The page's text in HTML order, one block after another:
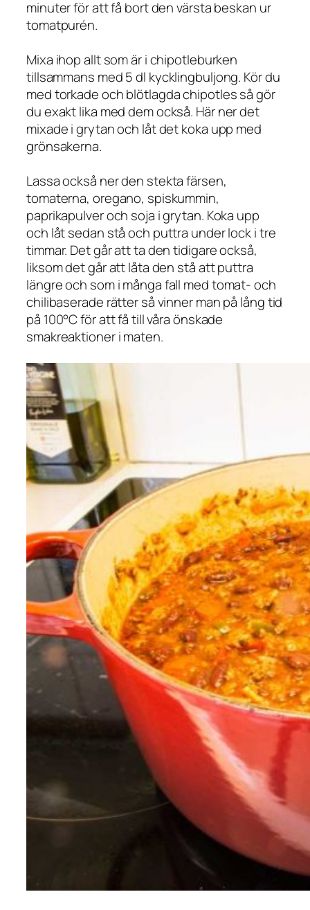
minuter för att få bort den värsta beskan ur
tomatpurén.
Mixa ihop allt som är i chipotleburken
tillsammans med 5 dl kycklingbuljong. Kör du
med torkade och blötlagda chipotles så gör
du exakt lika med dem också. Här ner det
mixade i grytan och låt det koka upp med
grönsakerna.
Lassa också ner den stekta färsen,
tomaterna, oregano, spiskummin,
paprikapulver och soja i grytan. Koka upp
och låt sedan stå och puttra under lock i tre
timmar. Det går att ta den tidigare också,
liksom det går att låta den stå att puttra
längre och som i många fall med tomat- och
chilibaserade rätter så vinner man på lång tid
på 100°C för att få till våra önskade
smakreaktioner i maten.